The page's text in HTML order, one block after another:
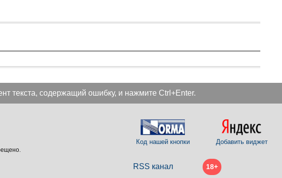
текста, содержащий ошибку, и нажмите Ctrl+Enter.
Код нашей кнопки Добавить виджет
RSS канал 18+